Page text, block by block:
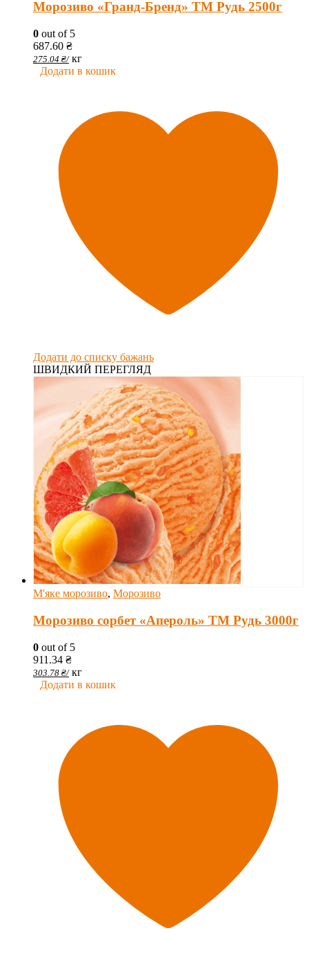
Морозиво «Гранд-Бренд» ТМ Рудь 2500г
0 out of 5
687.60 ₴
275.04 ₴/ кг
Додати в кошик
Додати до списку бажань
ШВИДКИЙ ПЕРЕГЛЯД
М'яке морозиво, Морозиво
Морозиво сорбет «Апероль» ТМ Рудь 3000г
0 out of 5
911.34 ₴
303.78 ₴/ кг
Додати в кошик